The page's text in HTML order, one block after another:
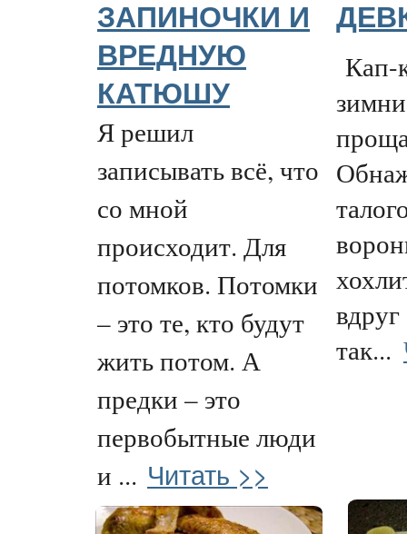
ЗАПИНОЧКИ И
ВРЕДНУЮ
КАТЮШУ
Я решил
записывать всё, что
со мной
происходит. Для
потомков. Потомки
– это те, кто будут
жить потом. А
предки – это
первобытные люди
и ... Читать >>
Кап-
так...